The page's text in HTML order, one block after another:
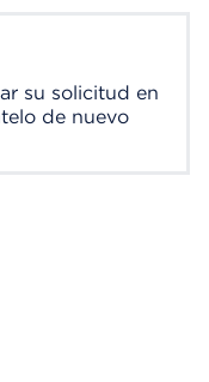
su solicitud en
de nuevo